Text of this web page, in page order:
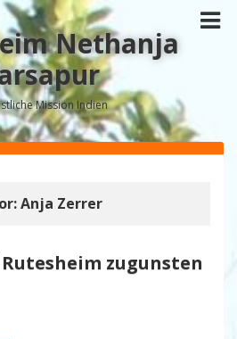
Nethanja
Mission Indien
Anja Zerrer
zugunsten